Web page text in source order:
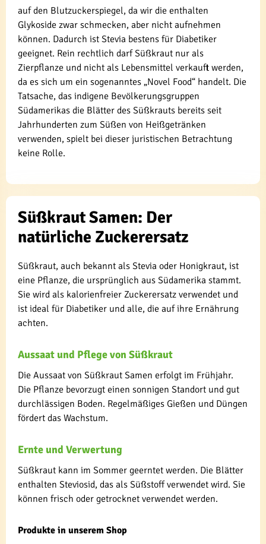
auf den Blutzuckerspiegel, da wir die enthalten
Glykoside zwar schmecken, aber nicht aufnehmen
können. Dadurch ist Stevia bestens für Diabetiker
geeignet. Rein rechtlich darf Süßkraut nur als
Zierpflanze und nicht als Lebensmittel verkauft werden,
da es sich um ein sogenanntes „Novel Food“ handelt. Die
Tatsache, das indigene Bevölkerungsgruppen
Südamerikas die Blätter des Süßkrauts bereits seit
Jahrhunderten zum Süßen von Heißgetränken
verwenden, spielt bei dieser juristischen Betrachtung
keine Rolle.
Süßkraut Samen: Der
natürliche Zuckerersatz
Süßkraut, auch bekannt als Stevia oder Honigkraut, ist
eine Pflanze, die ursprünglich aus Südamerika stammt.
Sie wird als kalorienfreier Zuckerersatz verwendet und
ist ideal für Diabetiker und alle, die auf ihre Ernährung
achten.
Aussaat und Pflege von Süßkraut
Die Aussaat von Süßkraut Samen erfolgt im Frühjahr.
Die Pflanze bevorzugt einen sonnigen Standort und gut
durchlässigen Boden. Regelmäßiges Gießen und Düngen
fördert das Wachstum.
Ernte und Verwertung
Süßkraut kann im Sommer geerntet werden. Die Blätter
enthalten Steviosid, das als Süßstoff verwendet wird. Sie
können frisch oder getrocknet verwendet werden.
Produkte in unserem Shop